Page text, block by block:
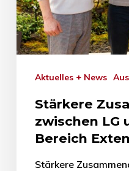
Aktuelles + News
Stärkere
zwischen LG
Bereich
Stärkere